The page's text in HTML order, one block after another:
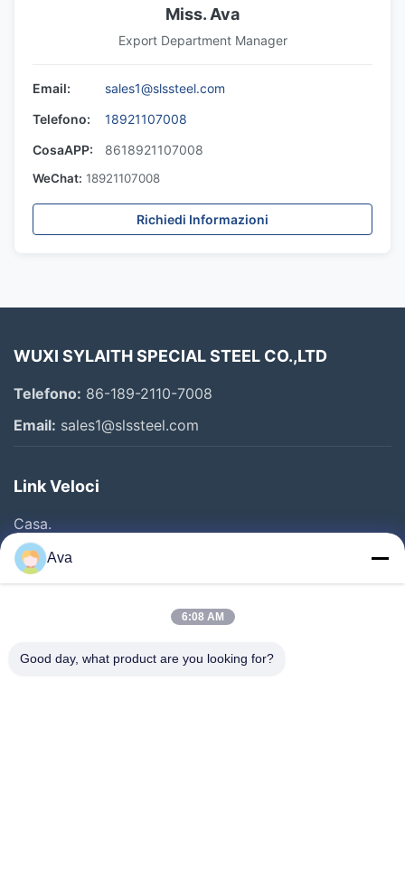
Miss. Ava
Export Department Manager
Email:
sales1@slssteel.com
Telefono:
18921107008
CosaAPP:
8618921107008
WeChat: 18921107008
Richiedi Informazioni
WUXI SYLAITH SPECIAL STEEL CO.,LTD
Telefono: 86-189-2110-7008
Email: sales1@slssteel.com
Link Veloci
Casa.
Prodotti
Video
Visita Alla Fabbrica
Ava
6:08 AM
Good day, what product are you looking for?